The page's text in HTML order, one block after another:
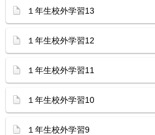
１年生校外学習13
１年生校外学習12
１年生校外学習11
１年生校外学習10
１年生校外学習9